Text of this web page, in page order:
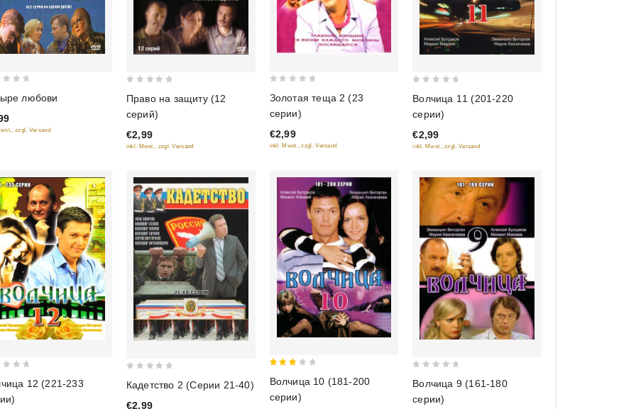
любови
zzgl. Versand
out
of
5
Право на защиту (12
серий)
€2,99
inkl. Mwst., zzgl. Versand
of
5
Золотая теща 2 (23
серии)
€2,99
inkl. Mwst., zzgl. Versand
of
5
Волчица 11 (201-220
серии)
€2,99
inkl. Mwst., zzgl. Versand
12 (221-233
out
of
Кадетство 2 (Серии 21-40)
€2,99
of 5
Волчица 10 (181-200
серии)
of
Волчица 9 (161-180
серии)